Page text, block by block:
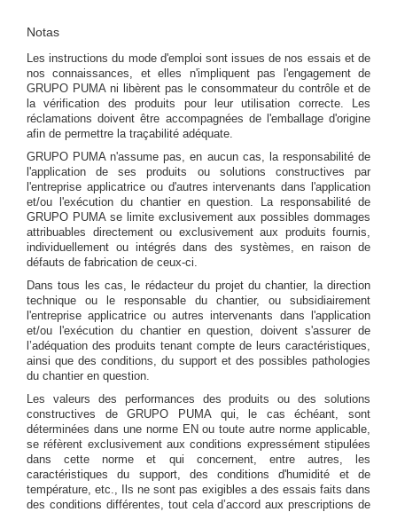
Notas
Les instructions du mode d'emploi sont issues de nos essais et de
nos connaissances, et elles n'impliquent pas l'engagement de
GRUPO PUMA ni libèrent pas le consommateur du contrôle et de
la vérification des produits pour leur utilisation correcte. Les
réclamations doivent être accompagnées de l'emballage d'origine
afin de permettre la traçabilité adéquate.
GRUPO PUMA n'assume pas, en aucun cas, la responsabilité de
l'application de ses produits ou solutions constructives par
l'entreprise applicatrice ou d'autres intervenants dans l'application
et/ou l'exécution du chantier en question. La responsabilité de
GRUPO PUMA se limite exclusivement aux possibles dommages
attribuables directement ou exclusivement aux produits fournis,
individuellement ou intégrés dans des systèmes, en raison de
défauts de fabrication de ceux-ci.
Dans tous les cas, le rédacteur du projet du chantier, la direction
technique ou le responsable du chantier, ou subsidiairement
l'entreprise applicatrice ou autres intervenants dans l'application
et/ou l'exécution du chantier en question, doivent s'assurer de
l’adéquation des produits tenant compte de leurs caractéristiques,
ainsi que des conditions, du support et des possibles pathologies
du chantier en question.
Les valeurs des performances des produits ou des solutions
constructives de GRUPO PUMA qui, le cas échéant, sont
déterminées dans une norme EN ou toute autre norme applicable,
se réfèrent exclusivement aux conditions expressément stipulées
dans cette norme et qui concernent, entre autres, les
caractéristiques du support, des conditions d'humidité et de
température, etc., Ils ne sont pas exigibles a des essais faits dans
des conditions différentes, tout cela d’accord aux prescriptions de